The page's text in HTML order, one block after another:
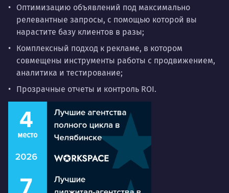
Оптимизацию объявлений под максимально
релевантные запросы, с помощью которой вы
нарастите базу клиентов в разы;
Комплексный подход к рекламе, в котором
совмещены инструменты работы с продвижением,
аналитика и тестирование;
Прозрачные отчеты и контроль ROI.